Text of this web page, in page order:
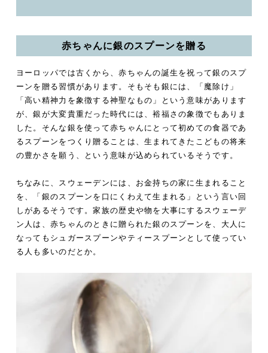
赤ちゃんに銀のスプーンを贈る
ヨーロッパでは古くから、赤ちゃんの誕生を祝って銀のスプ
ーンを贈る習慣があります。そもそも銀には、「魔除け」
「高い精神力を象徴する神聖なもの」という意味があります
が、銀が大変貴重だった時代には、裕福さの象徴でもありま
した。そんな銀を使って赤ちゃんにとって初めての食器であ
るスプーンをつくり贈ることは、生まれてきたこどもの将来
の豊かさを願う、という意味が込められているそうです。
ちなみに、スウェーデンには、お金持ちの家に生まれること
を、「銀のスプーンを口にくわえて生まれる」という言い回
しがあるそうです。家族の歴史や物を大事にするスウェーデ
ン人は、赤ちゃんのときに贈られた銀のスプーンを、大人に
なってもシュガースプーンやティースプーンとして使ってい
る人も多いのだとか。